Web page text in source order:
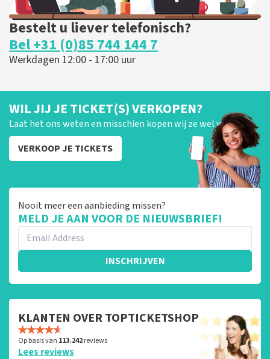
Bestelt u liever telefonisch?
Bel +31 (0)85 744 144 7
Werkdagen 12:00 - 17:00 uur
WIL JIJ JE TICKET(S) VERKOPEN?
Laat het ons weten en misschien kopen wij ze wel van je!
VERKOOP JE TICKETS
Nooit meer een aanbieding missen?
MELD JE AAN VOOR DE NIEUWSBRIEF!
INSCHRIJVEN
KLANTEN OVER TOPTICKETSHOP
Op basis van 113.242reviews
Lees reviews